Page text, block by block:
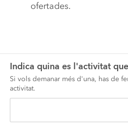
ofertades.
Indica quina es l'activitat
Si vols demanar més d'una, has de
activitat.